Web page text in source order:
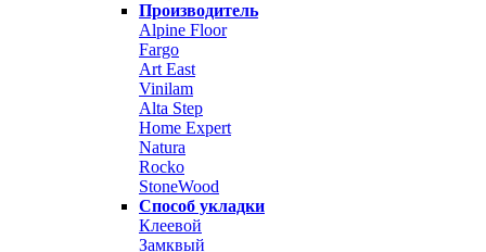
Производитель
Alpine Floor
Fargo
Art East
Vinilam
Alta Step
Home Expert
Natura
Rocko
StoneWood
Способ укладки
Клеевой
Замквый